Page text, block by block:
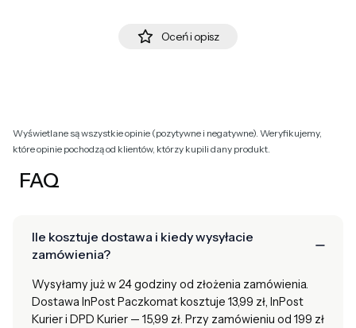
Oceń i opisz
Wyświetlane są wszystkie opinie (pozytywne i negatywne). Weryfikujemy,
które opinie pochodzą od klientów, którzy kupili dany produkt.
FAQ
Ile kosztuje dostawa i kiedy wysyłacie
zamówienia?
Wysyłamy już w 24 godziny od złożenia zamówienia.
Dostawa InPost Paczkomat kosztuje 13,99 zł, InPost
Kurier i DPD Kurier — 15,99 zł. Przy zamówieniu od 199 zł